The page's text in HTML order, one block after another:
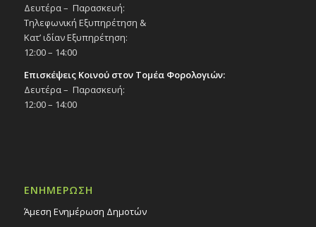
Δευτέρα – Παρασκευή:
Τηλεφωνική Εξυπηρέτηση &
Κατ’ ιδίαν Εξυπηρέτηση:
12:00 – 14:00
Επισκέψεις Κοινού στον Τομέα Φορολογιών:
Δευτέρα – Παρασκευή:
12:00 – 14:00
ΕΝΗΜΕΡΩΣΗ
Άμεση Ενημέρωση Δημοτών